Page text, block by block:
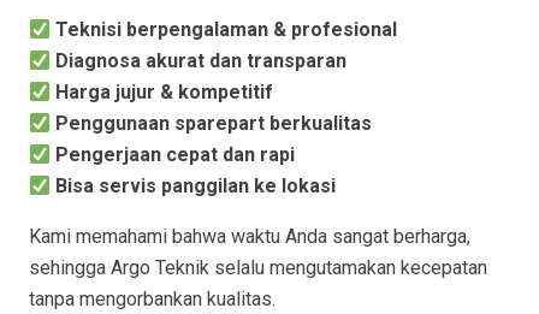
Teknisi berpengalaman & profesional
Diagnosa akurat dan transparan
Harga jujur & kompetitif
Penggunaan sparepart berkualitas
Pengerjaan cepat dan rapi
Bisa servis panggilan ke lokasi
Kami memahami bahwa waktu Anda sangat berharga,
sehingga Argo Teknik selalu mengutamakan kecepatan
tanpa mengorbankan kualitas.